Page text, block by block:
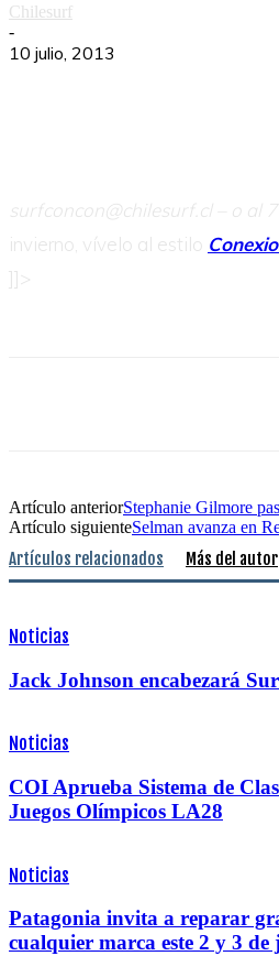
Chilesurf
-
10 julio, 2013
surfconcon@chilesurf.cl – o al
invierno, vívelo al estilo
]]>
Artículo anteriorStephanie Gilmore
Artículo siguienteSelman avanza en
Artículos relacionados Más del autor
Noticias
Jack Johnson encabezará
Noticias
COI Aprueba Sistema de
Juegos Olímpicos LA28
Noticias
Patagonia invita a reparar
cualquier marca este 2 y 3 de